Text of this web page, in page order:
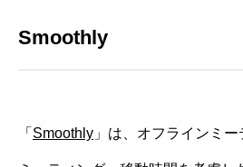
Smoothly
「 Smoothly 」は、オフラインミ